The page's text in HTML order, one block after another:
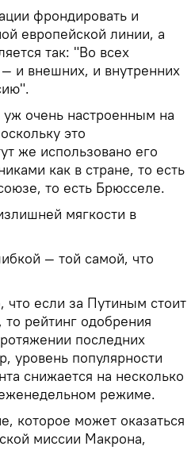
фрондировать и
европейской линии, а
так: "Во всех
и внешних, и внутренних
очень настроенным на
это
же использовано его
как в стране, то есть
то есть Брюсселе.
мягкости в
— той самой, что
если за Путиным стоит
то рейтинг одобрения
последних
уровень популярности
снижается на несколько
режиме.
которое может оказаться
миссии Макрона,